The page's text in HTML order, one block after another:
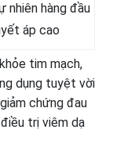
nhiên hàng đầu
áp cao
tim mạch,
dụng tuyệt vời
chứng đau
trị viêm dạ